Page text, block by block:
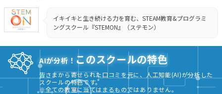
イキイキと生き続ける力を育む、STEAM教育&プログラミ
ングスクール『STEMON』（ステモン）
AIが分析！ このスクールの特色
皆さまから寄せられた口コミを元に、人工知能(AI)が分析した
スクールの特色です。
※全ての教室に当てはまるものではありません。